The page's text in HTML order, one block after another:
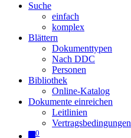
Suche
einfach
komplex
Blättern
Dokumenttypen
Nach DDC
Personen
Bibliothek
Online-Katalog
Dokumente einreichen
Leitlinien
Vertragsbedingungen
0